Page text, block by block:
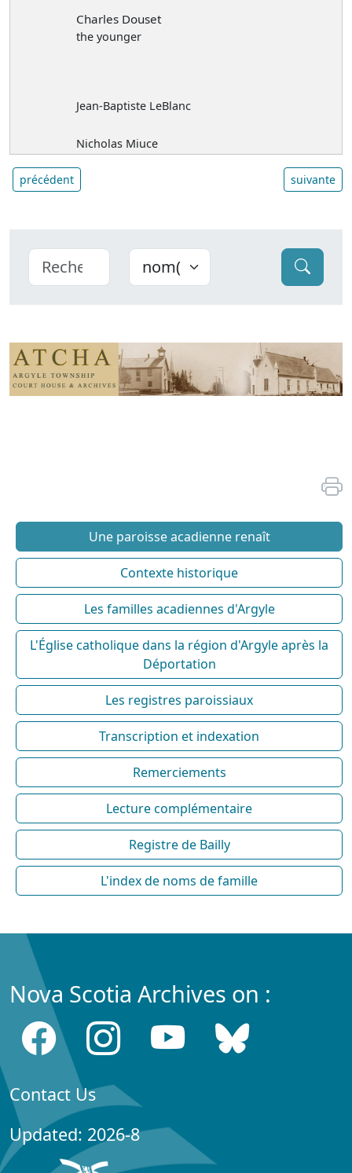
Charles Douset
the younger
Jean-Baptiste LeBlanc
Nicholas Miuce
précédent suivante
Une paroisse acadienne renaît
Contexte historique
Les familles acadiennes d'Argyle
L'Église catholique dans la région d'Argyle après la
Déportation
Les registres paroissiaux
Transcription et indexation
Remerciements
Lecture complémentaire
Registre de Bailly
L'index de noms de famille
Nova Scotia Archives on :
Contact Us
Updated: 2026-8